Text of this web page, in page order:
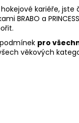
kariéře,
BRABO a
pro
věkových